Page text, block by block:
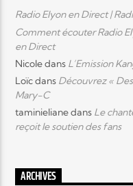
Radio Elyon en Direct |
Comment écouter Radio
en Direct
Nicoledans L’Emission
Loïcdans Découvrez «
Mary-C
taminielianedans Le
reçoit le soutien des fans
ARCHIVES